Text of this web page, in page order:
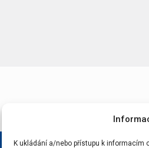
K ukládání a/nebo přístupu k